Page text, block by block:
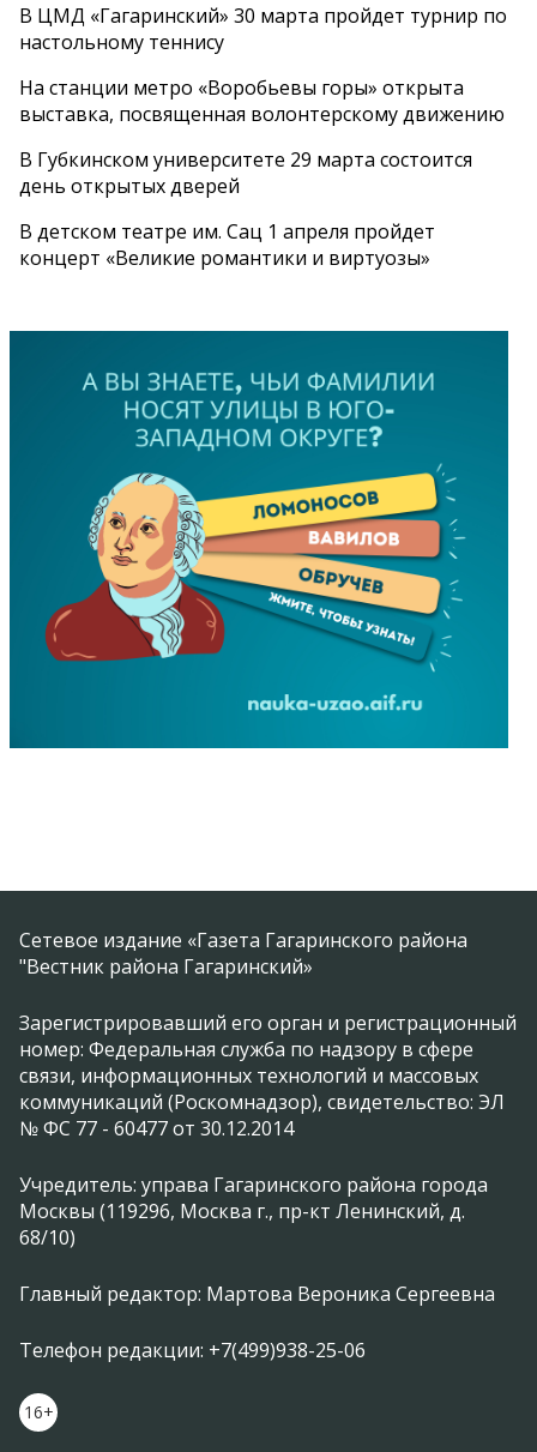
В ЦМД «Гагаринский» 30 марта пройдет турнир по
настольному теннису
На станции метро «Воробьевы горы» открыта
выставка, посвященная волонтерскому движению
В Губкинском университете 29 марта состоится
день открытых дверей
В детском театре им. Сац 1 апреля пройдет
концерт «Великие романтики и виртуозы»
Сетевое издание «Газета Гагаринского района
"Вестник района Гагаринский»
Зарегистрировавший его орган и регистрационный
номер: Федеральная служба по надзору в сфере
связи, информационных технологий и массовых
коммуникаций (Роскомнадзор), свидетельство: ЭЛ
№ ФС 77 - 60477 от 30.12.2014
Учредитель: управа Гагаринского района города
Москвы (119296, Москва г., пр-кт Ленинский, д.
68/10)
Главный редактор: Мартова Вероника Сергеевна
Телефон редакции: +7(499)938-25-06
16+